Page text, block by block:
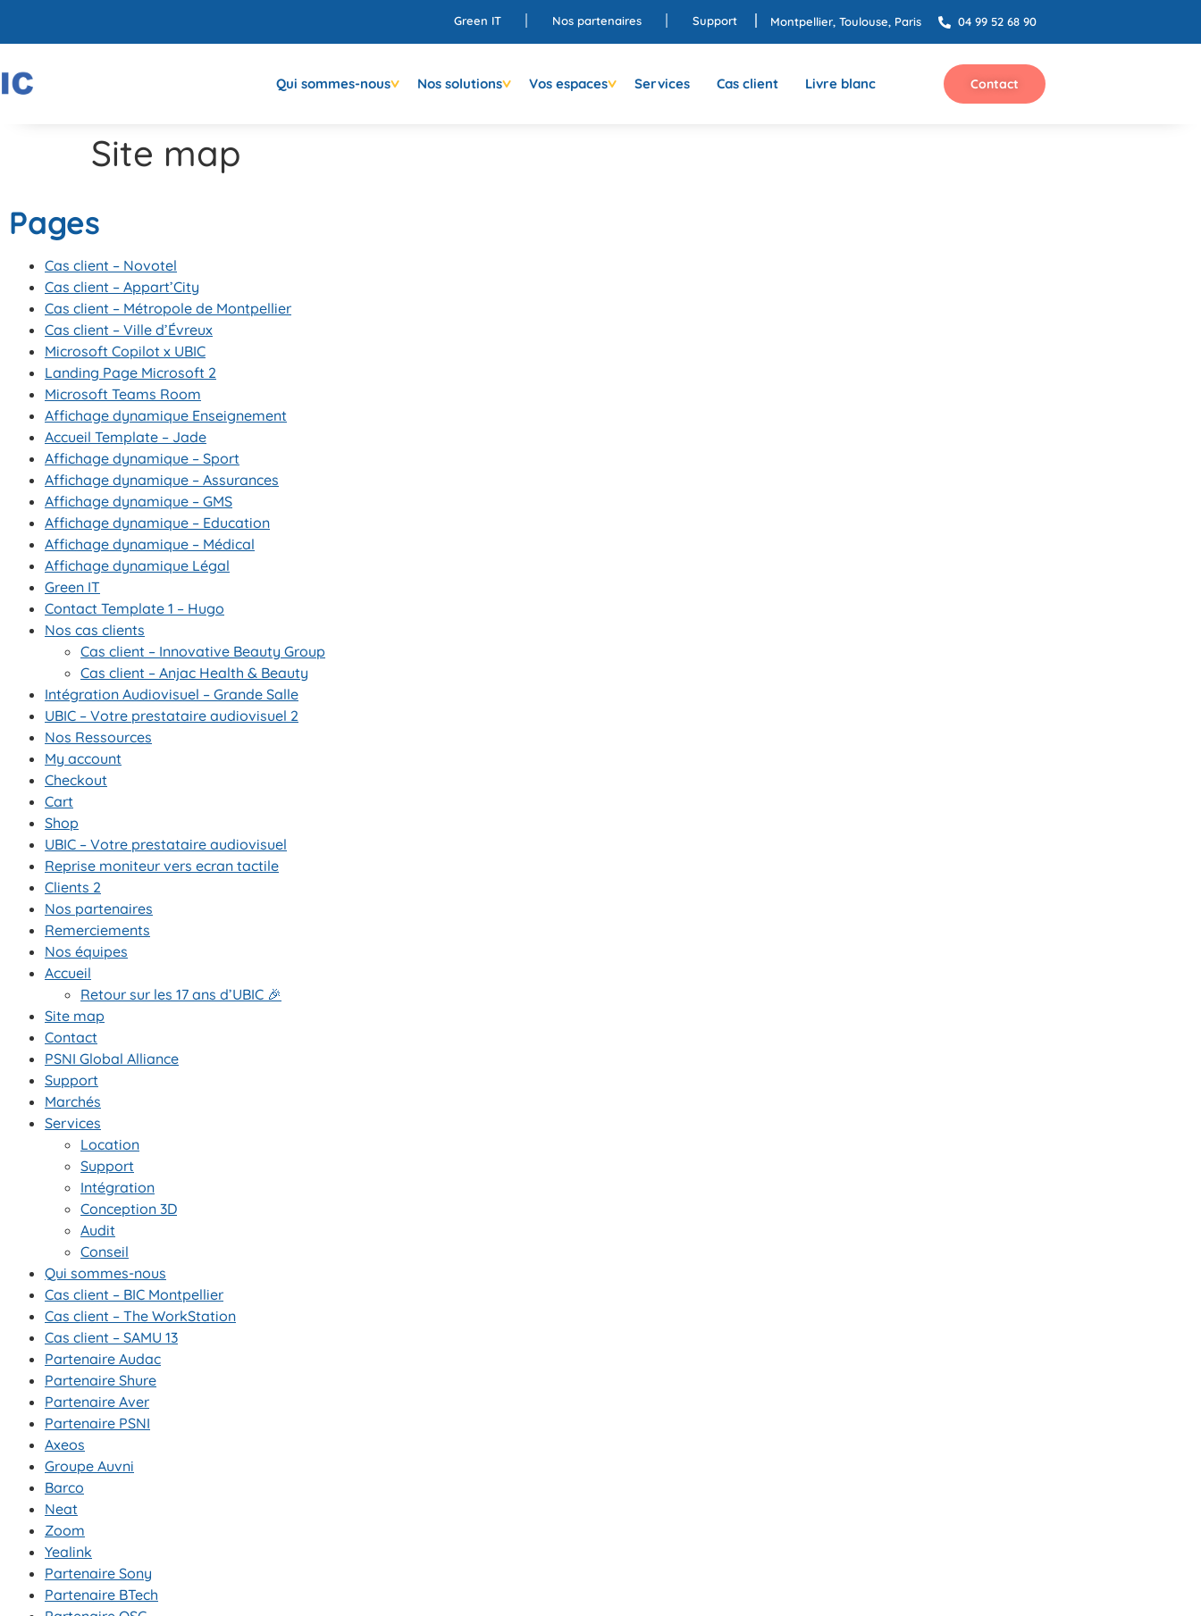
Green IT Nos partenaires Support Montpellier, Toulouse, Paris 04 99 52 68 90
Qui sommes-nous Nos solutions Vos espaces Services Cas client Livre blanc Contact
Site map
Pages
Cas client – Novotel
Cas client – Appart’City
Cas client – Métropole de Montpellier
Cas client – Ville d’Évreux
Microsoft Copilot x UBIC
Landing Page Microsoft 2
Microsoft Teams Room
Affichage dynamique Enseignement
Accueil Template – Jade
Affichage dynamique – Sport
Affichage dynamique – Assurances
Affichage dynamique – GMS
Affichage dynamique – Education
Affichage dynamique – Médical
Affichage dynamique Légal
Green IT
Contact Template 1 – Hugo
Nos cas clients
Cas client – Innovative Beauty Group
Cas client – Anjac Health & Beauty
Intégration Audiovisuel – Grande Salle
UBIC – Votre prestataire audiovisuel 2
Nos Ressources
My account
Checkout
Cart
Shop
UBIC – Votre prestataire audiovisuel
Reprise moniteur vers ecran tactile
Clients 2
Nos partenaires
Remerciements
Nos équipes
Accueil
Retour sur les 17 ans d’UBIC 🎉
Site map
Contact
PSNI Global Alliance
Support
Marchés
Services
Location
Support
Intégration
Conception 3D
Audit
Conseil
Qui sommes-nous
Cas client – BIC Montpellier
Cas client – The WorkStation
Cas client – SAMU 13
Partenaire Audac
Partenaire Shure
Partenaire Aver
Partenaire PSNI
Axeos
Groupe Auvni
Barco
Neat
Zoom
Yealink
Partenaire Sony
Partenaire BTech